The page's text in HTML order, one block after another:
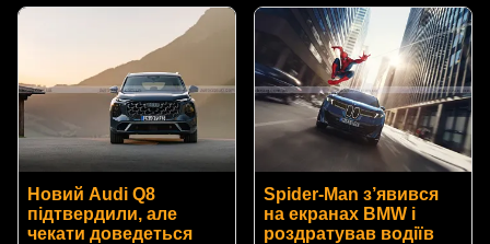
Новий Audi Q8
підтвердили, але
чекати доведеться
Spider-Man з’явився
на екранах BMW і
роздратував водіїв